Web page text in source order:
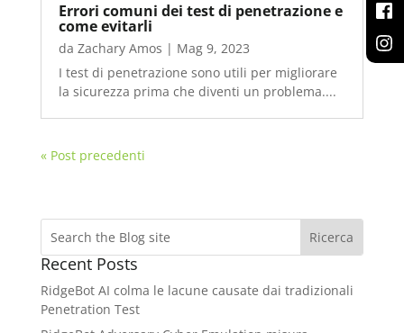
Errori comuni dei test di penetrazione e
come evitarli
da Zachary Amos | Mag 9, 2023
I test di penetrazione sono utili per migliorare
la sicurezza prima che diventi un problema....
« Post precedenti
Recent Posts
RidgeBot AI colma le lacune causate dai tradizionali
Penetration Test